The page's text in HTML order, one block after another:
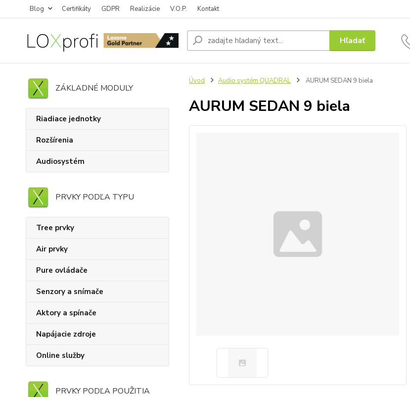
Blog Certifikáty GDPR Realizácie V.O.P. Kontakt
Hľadať
ZÁKLADNÉ MODULY
Riadiace jednotky
Rozšírenia
Audiosystém
PRVKY PODĽA TYPU
Tree prvky
Air prvky
Pure ovládače
Senzory a snímače
Aktory a spínače
Napájacie zdroje
Online služby
PRVKY PODĽA POUŽITIA
Úvod Audio systém QUADRAL AURUM SEDAN 9 biela
AURUM SEDAN 9 biela